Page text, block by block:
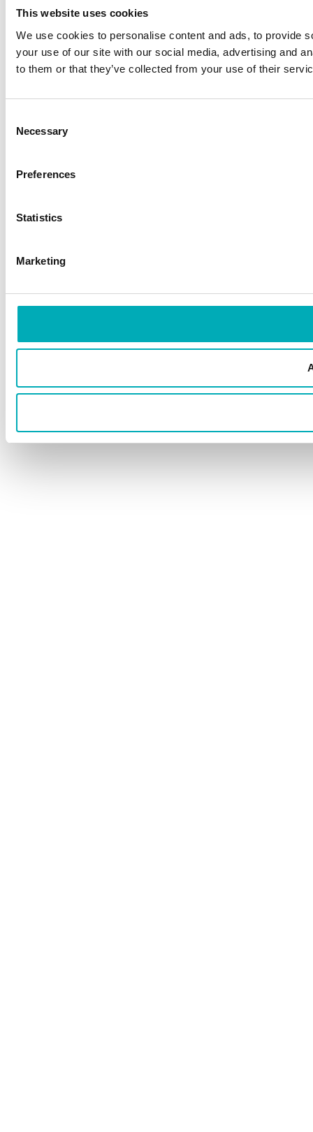
This website uses cookies
We use cookies to personalise content and ads, to provide
your use of our site with our social media, advertising and
to them or that they’ve collected from your use of their
Selection
Necessary
Preferences
Statistics
Marketing